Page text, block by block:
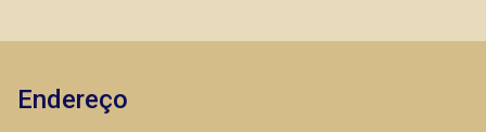
Endereço